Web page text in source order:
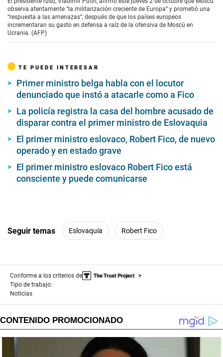
observa atentamente “la militarización creciente de Europa” y prometió una
“respuesta a las amenazas”, después de que los países europeos
incrementaran su gasto en defensa a raíz de la ofensiva de Moscú en
Ucrania. (AFP)
TE PUEDE INTERESAR
Primer ministro belga habla con el locutor
denunciado que instó a atacarle como a Fico
La policía registra la casa del hombre acusado de
disparar contra el primer ministro de Eslovaquia
El primer ministro eslovaco, Robert Fico, de nuevo
operado y en estado grave
El primer ministro eslovaco Robert Fico está
consciente y puede comunicarse
Seguir temas Eslovaquia Robert Fico
Conforme a los criterios de
Tipo de trabajo:
Noticias